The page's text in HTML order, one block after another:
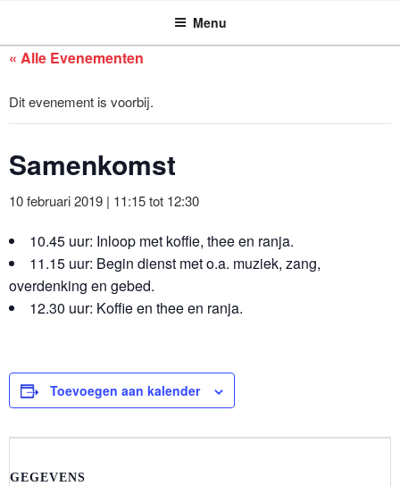
de
ASSEN ZOEKT Menu
« Alle Evenementen
Dit evenement is voorbij.
Samenkomst
10 februari 2019 | 11:15tot 12:30
10.45 uur: Inloop met koffie, thee en ranja.
11.15 uur: Begin dienst met o.a. muziek, zang,
overdenking en gebed.
12.30 uur: Koffie en thee en ranja.
Toevoegen aan kalender
GEGEVENS